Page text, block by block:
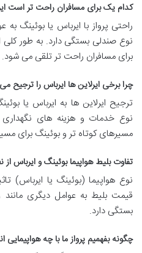
کدام یک برای مسافران راحت تر است
راحتی پرواز با ایرباس یا بوئینگ
نوع صندلی بستگی دارد. به طور کلی
برای مسافران راحت تر تلقی می شود.
چرا برخی ایرلاین ها ایرباس را ترجیح
ترجیح ایرلاین ها به ایرباس یا
نوع خدمات و هزینه های نگهداری
مسیرهای کوتاه تر و بوئینگ برای
تفاوت بلیط هواپیما بوئینگ و ایرباس
نوع هواپیما (بوئینگ یا ایرباس)
قیمت بلیط به عوامل دیگری مانند
بستگی دارد.
چگونه بفهمیم پرواز ما با چه